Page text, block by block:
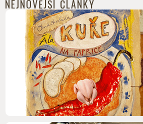
NEJNOVĚJŠÍ ČLÁNKY